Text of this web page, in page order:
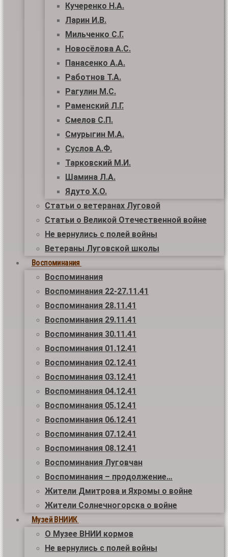
Кучеренко Н.А.
Ларин И.В.
Мильченко С.Г.
Новосёлова А.С.
Панасенко А.А.
Работнов Т.А.
Рагулин М.С.
Раменский Л.Г.
Смелов С.П.
Смурыгин М.А.
Суслов А.Ф.
Тарковский М.И.
Шамина Л.А.
Ядуто Х.О.
Статьи о ветеранах Луговой
Статьи о Великой Отечественной войне
Не вернулись с полей войны
Ветераны Луговской школы
Воспоминания
Воспоминания
Воспоминания 22-27.11.41
Воспоминания 28.11.41
Воспоминания 29.11.41
Воспоминания 30.11.41
Воспоминания 01.12.41
Воспоминания 02.12.41
Воспоминания 03.12.41
Воспоминания 04.12.41
Воспоминания 05.12.41
Воспоминания 06.12.41
Воспоминания 07.12.41
Воспоминания 08.12.41
Воспоминания Луговчан
Воспоминания – продолжение…
Жители Дмитрова и Яхромы о войне
Жители Солнечногорска о войне
Музей ВНИИК
О Музее ВНИИ кормов
Не вернулись с полей войны